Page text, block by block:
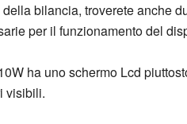
bilancia, troverete anche
per il funzionamento del
ha uno schermo Lcd
visibili.